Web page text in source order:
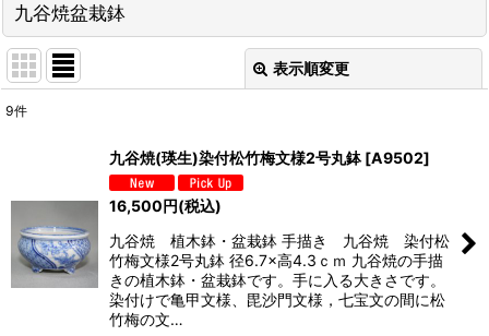
九谷焼盆栽鉢
表示順変更
絞り込む
9件
九谷焼(瑛生)染付松竹梅文様2号丸鉢 [A9502]
16,500円(税込)
九谷焼 植木鉢・盆栽鉢 手描き 九谷焼 染付松
竹梅文様2号丸鉢 径6.7×高4.3ｃｍ 九谷焼の手描
きの植木鉢・盆栽鉢です。手に入る大きさです。
染付けで亀甲文様、毘沙門文様，七宝文の間に松
竹梅の文…